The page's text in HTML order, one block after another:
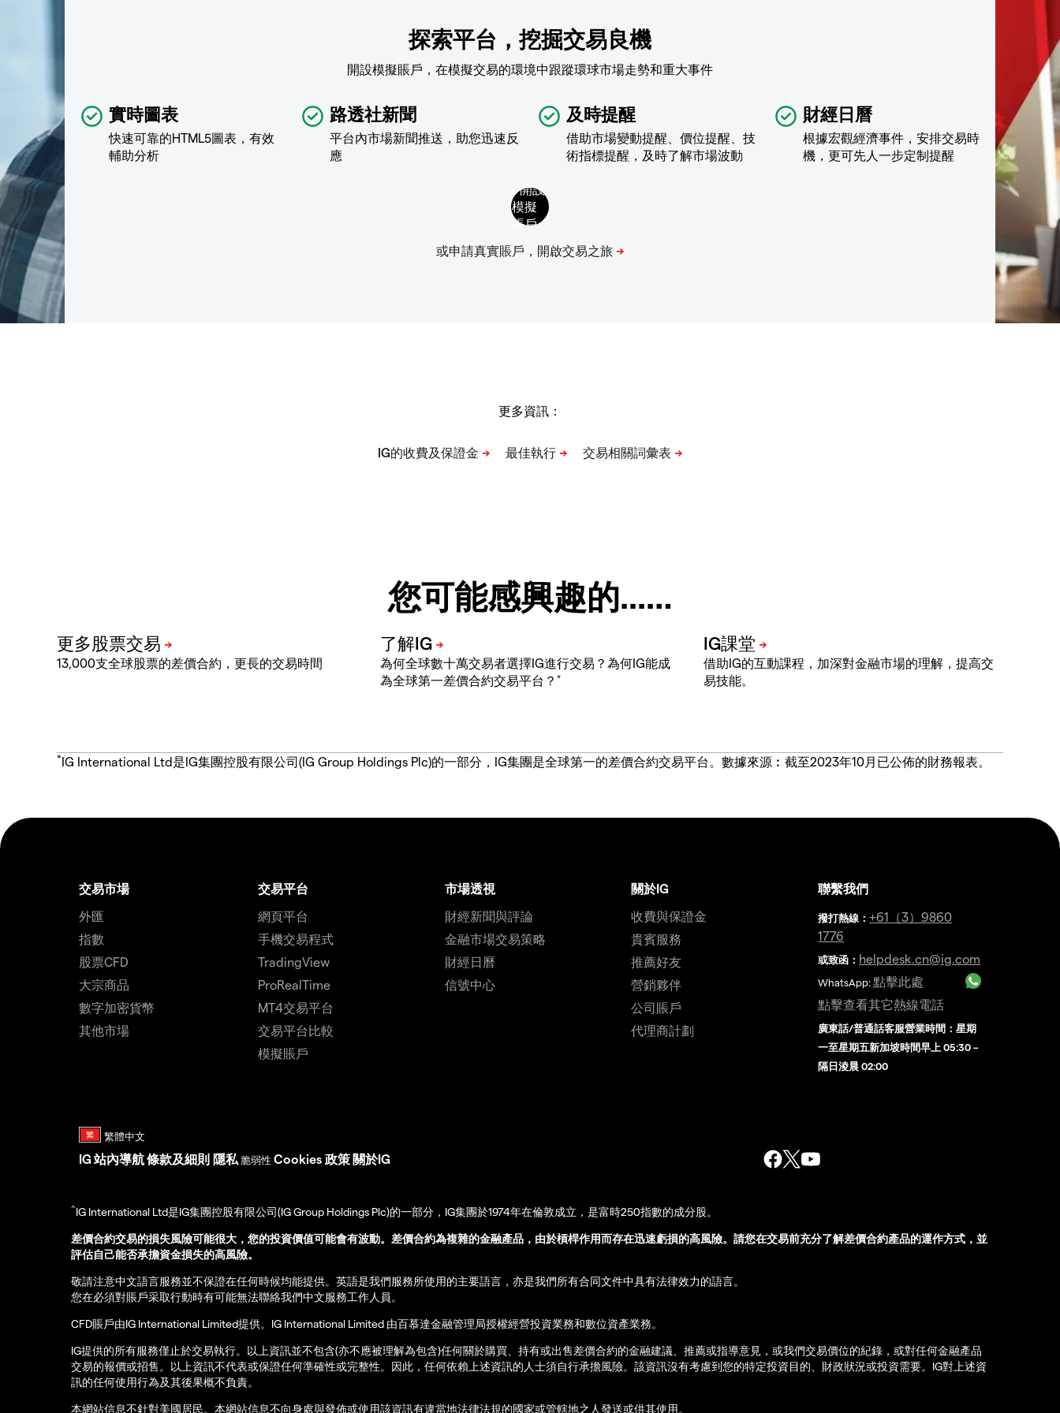
探索平台，挖掘交易良機
開設模擬賬戶，在模擬交易的環境中跟蹤環球市場走勢和重大事件
實時圖表
快速可靠的HTML5圖表，有效
輔助分析
路透社新聞
平台內市場新聞推送，助您迅速反
應
及時提醒
借助市場變動提醒、價位提醒、技
術指標提醒，及時了解市場波動
財經日曆
根據宏觀經濟事件，安排交易時
機，更可先人一步定制提醒
更多資訊：
您可能感興趣的...…
13,000支全球股票的差價合約，更長的交易時間
為何全球數十萬交易者選擇IG進行交易？為何IG能成
為全球第一差價合約交易平台？ *
借助IG的互動課程，加深對金融市場的理解，提高交
易技能。
*IG International Ltd是IG集團控股有限公司(IG Group Holdings Plc)的一部分，IG集團是全球第一的差價合約交易平台。數據來源︰截至2023年10月已公佈的財務報表。
交易市場
外匯
指數
股票CFD
大宗商品
數字加密貨幣
其他市場
交易平台
網頁平台
手機交易程式
TradingView
ProRealTime
MT4交易平台
交易平台比較
模擬賬戶
市場透視
財經新聞與評論
金融市場交易策略
財經日曆
信號中心
關於IG
收費與保證金
貴賓服務
推薦好友
營銷夥伴
公司賬戶
代理商計劃
聯繫我們
撥打熱線 ：+61（3）9860
1776
或致函： helpdesk.cn@ig.com
WhatsApp:點擊此處
點擊查看其它熱線電話
廣東話/普通話客服營業時間：星期
一至星期五新加坡時間早上 05:30 –
隔日淩晨 02:00
IG 站內導航條款及細則 隱私 脆弱性 Cookies 政策 關於IG
^IG International Ltd是IG集團控股有限公司(IG Group Holdings Plc)的一部分，IG集團於1974年在倫敦成立，是富時250指數的成分股。
差價合約交易的損失風險可能很大，您的投資價值可能會有波動。差價合約為複雜的金融產品，由於槓桿作用而存在迅速虧損的高風險。請您在交易前充分了解差價合約產品的運作方式，並
評估自己能否承擔資金損失的高風險。
敬請注意中文語言服務並不保證在任何時候均能提供。英語是我們服務所使用的主要語言，亦是我們所有合同文件中具有法律效力的語言。
您在必須對賬戶采取行動時有可能無法聯絡我們中文服務工作人員。
CFD賬戶由IG International Limited提供。IG International Limited 由百慕達金融管理局授權經營投資業務和數位資產業務。
IG提供的所有服務僅止於交易執行。以上資訊並不包含(亦不應被理解為包含)任何關於購買、持有或出售差價合約的金融建議、推薦或指導意見，或我們交易價位的紀錄，或對任何金融產品
交易的報價或招售。以上資訊不代表或保證任何準確性或完整性。因此，任何依賴上述資訊的人士須自行承擔風險。該資訊沒有考慮到您的特定投資目的、財政狀況或投資需要。IG對上述資
訊的任何使用行為及其後果概不負責。
本網站信息不針對美國居民。本網站信息不向身處與發佈或使用該資訊有違當地法律法規的國家或管轄地之人發送或供其使用。